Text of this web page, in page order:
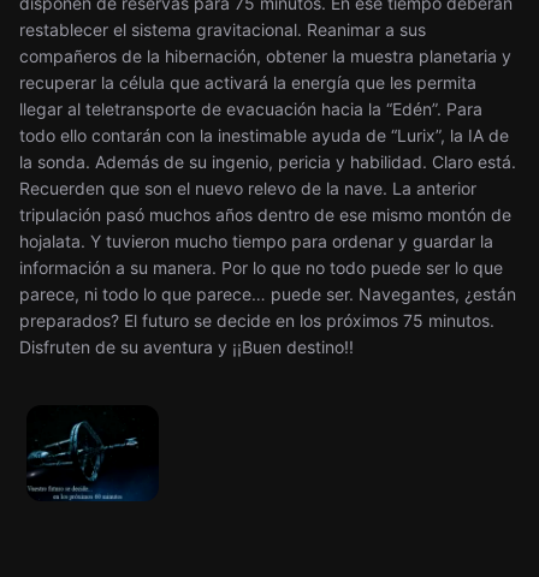
restablecer el sistema gravitacional. Reanimar a sus
compañeros de la hibernación, obtener la muestra planetaria y
recuperar la célula que activará la energía que les permita
llegar al teletransporte de evacuación hacia la “Edén”. Para
todo ello contarán con la inestimable ayuda de “Lurix”, la IA de
la sonda. Además de su ingenio, pericia y habilidad. Claro está.
Recuerden que son el nuevo relevo de la nave. La anterior
tripulación pasó muchos años dentro de ese mismo montón de
hojalata. Y tuvieron mucho tiempo para ordenar y guardar la
información a su manera. Por lo que no todo puede ser lo que
parece, ni todo lo que parece… puede ser. Navegantes, ¿están
preparados? El futuro se decide en los próximos 75 minutos.
Disfruten de su aventura y ¡¡Buen destino!!